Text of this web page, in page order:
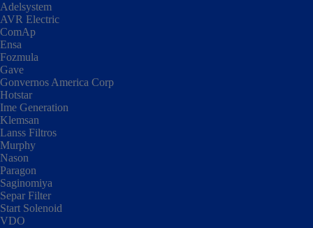
Adelsystem
AVR Electric
ComAp
Ensa
Fozmula
Gave
Gonvernos America Corp
Hotstar
Ime Generation
Klemsan
Lanss Filtros
Murphy
Nason
Paragon
Saginomiya
Separ Filter
Start Solenoid
VDO